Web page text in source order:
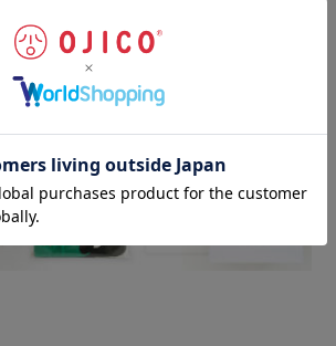
ッピングのご注文はこちらから